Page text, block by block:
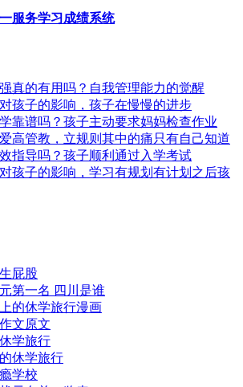
服务学习成绩系统
真的有用吗？自我管理能力的觉醒
孩子的影响，孩子在慢慢的进步
靠谱吗？孩子主动要求妈妈检查作业
高管教，立规则其中的痛只有自己知道
指导吗？孩子顺利通过入学考试
孩子的影响，学习有规划有计划之后孩
屁股
第一名 四川是谁
的休学旅行漫画
文原文
学旅行
休学旅行
学校